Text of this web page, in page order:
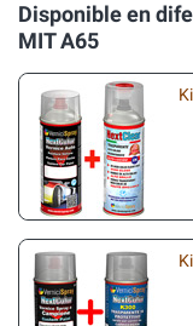
Disponible en
MIT A65